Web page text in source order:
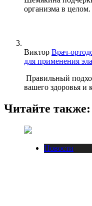
организма в целом.
Виктор Врач-
для применения
Правильный
вашего здоровья и
Читайте также:
Новости